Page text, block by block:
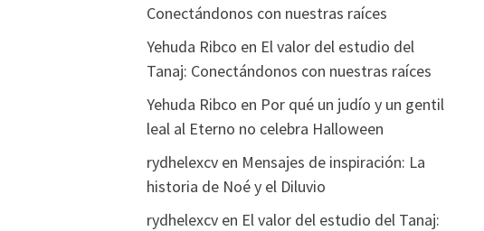
Conectándonos con nuestras raíces
Yehuda Ribco en El valor del estudio del
Tanaj: Conectándonos con nuestras raíces
Yehuda Ribco en Por qué un judío y un gentil
leal al Eterno no celebra Halloween
rydhelexcven Mensajes de inspiración: La
historia de Noé y el Diluvio
rydhelexcven El valor del estudio del Tanaj: